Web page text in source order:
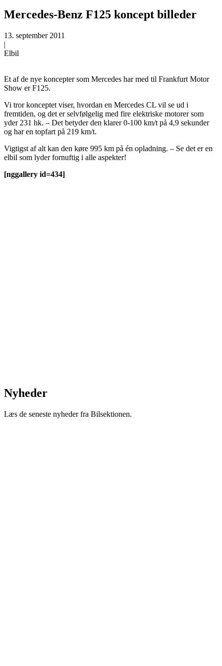
Mercedes-Benz F125 koncept billeder
13. september 2011
|
Elbil
Et af de nye koncepter som Mercedes har med til Frankfurt Motor
Show er F125.
Vi tror konceptet viser, hvordan en Mercedes CL vil se ud i
fremtiden, og det er selvfølgelig med fire elektriske motorer som
yder 231 hk. – Det betyder den klarer 0-100 km/t på 4,9 sekunder
og har en topfart på 219 km/t.
Vigtigst af alt kan den køre 995 km på én opladning. – Se det er en
elbil som lyder fornuftig i alle aspekter!
[nggallery id=434]
Nyheder
Læs de seneste nyheder fra Bilsektionen.